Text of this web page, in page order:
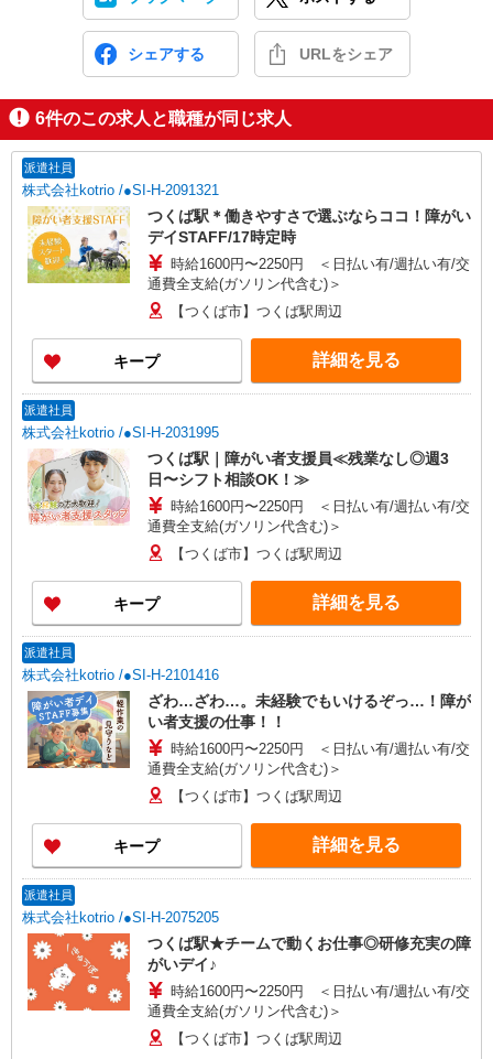
シェアする URLをシェア
6件のこの求人と職種が同じ求人
派遣社員
株式会社kotrio /●SI-H-2091321
つくば駅＊働きやすさで選ぶならココ！障がい
デイSTAFF/17時定時
時給1600円〜2250円 ＜日払い有/週払い有/交
通費全支給(ガソリン代含む)＞
【つくば市】つくば駅周辺
キープ 詳細を見る
派遣社員
株式会社kotrio /●SI-H-2031995
つくば駅｜障がい者支援員≪残業なし◎週3
日〜シフト相談OK！≫
時給1600円〜2250円 ＜日払い有/週払い有/交
通費全支給(ガソリン代含む)＞
【つくば市】つくば駅周辺
キープ 詳細を見る
派遣社員
株式会社kotrio /●SI-H-2101416
ざわ…ざわ…。未経験でもいけるぞっ…！障が
い者支援の仕事！！
時給1600円〜2250円 ＜日払い有/週払い有/交
通費全支給(ガソリン代含む)＞
【つくば市】つくば駅周辺
キープ 詳細を見る
派遣社員
株式会社kotrio /●SI-H-2075205
つくば駅★チームで動くお仕事◎研修充実の障
がいデイ♪
時給1600円〜2250円 ＜日払い有/週払い有/交
通費全支給(ガソリン代含む)＞
【つくば市】つくば駅周辺